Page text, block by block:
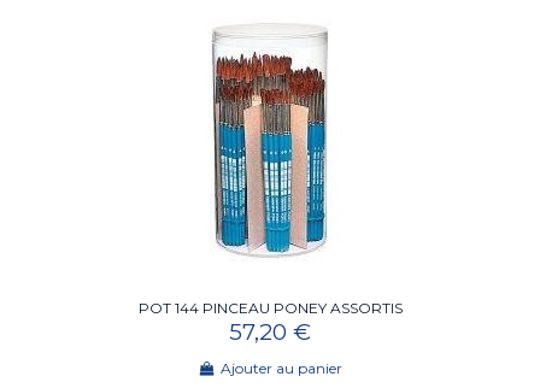
POT 144 PINCEAU PONEY ASSORTIS
57,20 €
Ajouter au panier